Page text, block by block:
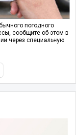
погодного
сообщите об этом в
через специальную